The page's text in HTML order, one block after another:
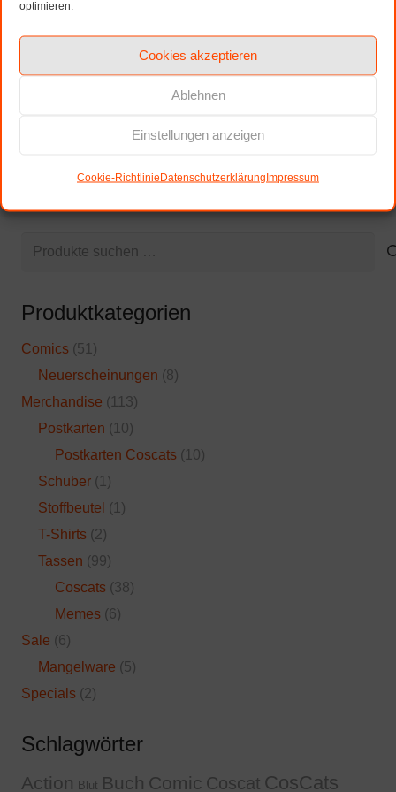
optimieren.
Cookies akzeptieren
Ablehnen
Einstellungen anzeigen
Cookie-RichtlinieDatenschutzerklärungImpressum
zzgl. Versandkosten
Seitennummerierung
Suchen
Produktkategorien
Comics (51)
Neuerscheinungen (8)
Merchandise (113)
Postkarten (10)
Postkarten Coscats (10)
Schuber (1)
Stoffbeutel (1)
T-Shirts (2)
Tassen (99)
Coscats (38)
Memes (6)
Sale (6)
Mangelware (5)
Specials (2)
Schlagwörter
Action Blut Buch Comic Coscat CosCats